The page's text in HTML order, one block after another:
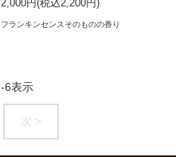
2,000円(税込2,200円)
フランキンセンスそのものの香り
-6表示
次 >